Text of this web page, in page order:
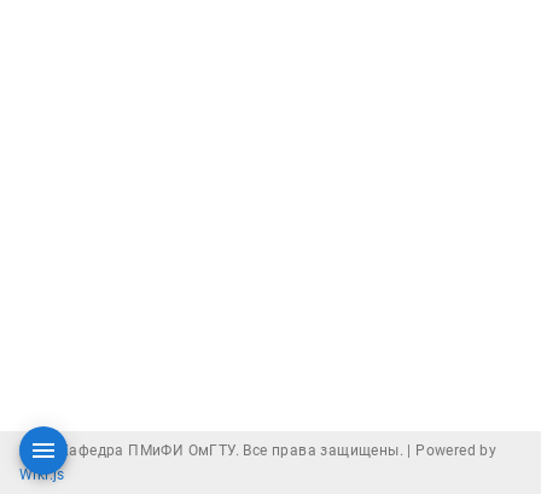
2026 Кафедра ПМиФИ ОмГТУ. Все права защищены. |
Powered by
Wiki.js